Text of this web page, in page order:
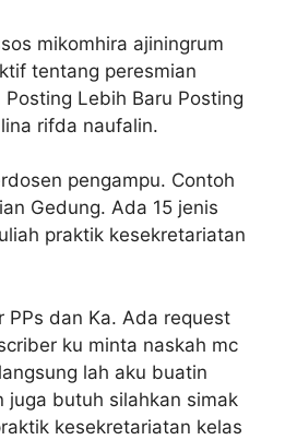
mikomhira ajiningrum
tentang peresmian
Lebih Baru Posting
rifda naufalin.
pengampu. Contoh
Gedung. Ada 15 jenis
praktik kesekretariatan
PPs dan Ka. Ada request
ku minta naskah mc
lah aku buatin
juga butuh silahkan simak
kesekretariatan kelas